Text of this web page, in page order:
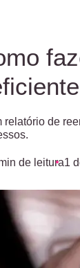
relatório de
de leitura1